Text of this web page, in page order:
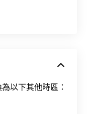
以下其他時區：